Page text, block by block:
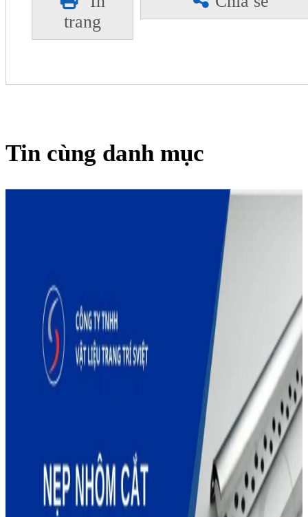
trang
Tin cùng danh mục